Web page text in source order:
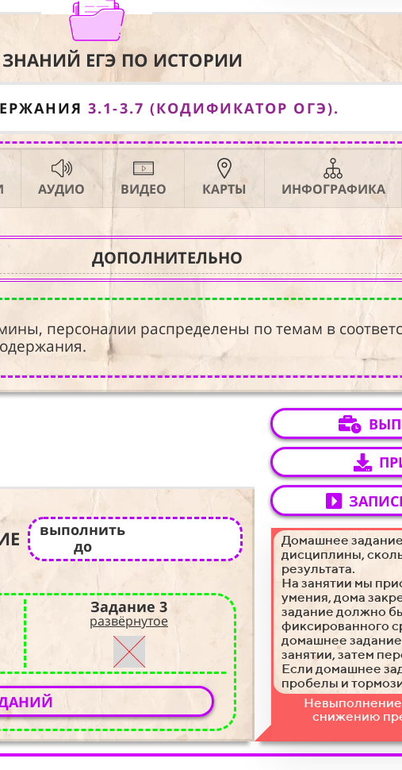
ЗНАНИЙ ЕГЭ ПО ИСТОРИИ
3.1-3.7 (КОДИФИКАТОР ОГЭ).
АУДИО ВИДЕО КАРТЫ ИНФОГРАФИКА
ДОПОЛНИТЕЛЬНО
персоналии распределены по темам в
выполнить
до
Задание 3
развёрнутое база
Домашнее
дисциплины,
результата.
На занятии мы
умения, дома
задание должно
фиксированного
домашнее
занятии, затем
Если домашнее
пробелы и
Невыполнение
снижению